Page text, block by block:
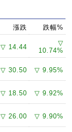
漲跌 跌幅%
▽ 14.44
▽
10.74%
▽ 30.50 ▽ 9.95%
▽ 18.50 ▽ 9.92%
▽ 26.00 ▽ 9.90%